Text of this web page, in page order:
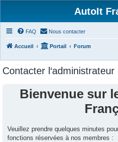
AutoIt
FAQ Nous contacter
Accueil Portail Forum
Contacter l‘administrateur
Bienvenue sur
Veuillez prendre quelques minutes
fonctions réservées à nos membres :